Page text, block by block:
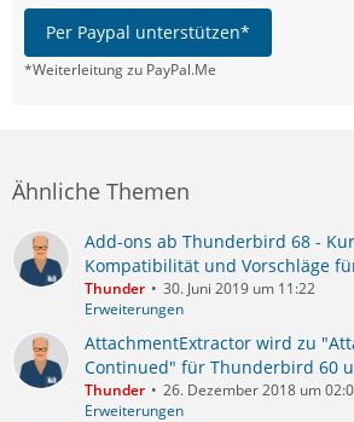
Per Paypal unterstützen*
*Weiterleitung zu PayPal.Me
Ähnliche Themen
Add-ons ab Thunderbird 68 -
Kompatibilität und Vorschläge
Thunder
30. Juni 2019 um 11:22
Erweiterungen
AttachmentExtractor wird zu
Continued" für Thunderbird 60
Thunder
26. Dezember 2018 um
Erweiterungen